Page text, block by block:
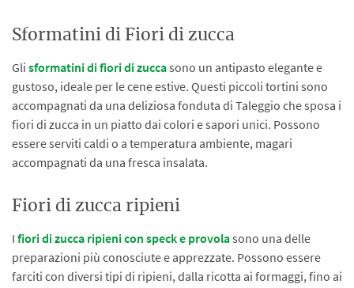
Sformatini di Fiori di zucca
Gli sformatini di fiori di zuccasono un antipasto elegante e
gustoso, ideale per le cene estive. Questi piccoli tortini sono
accompagnati da una deliziosa fonduta di Taleggio che sposa i
fiori di zucca in un piatto dai colori e sapori unici. Possono
essere serviti caldi o a temperatura ambiente, magari
accompagnati da una fresca insalata.
Fiori di zucca ripieni
I fiori di zucca ripieni con speck e provolasono una delle
preparazioni più conosciute e apprezzate. Possono essere
farciti con diversi tipi di ripieni, dalla ricotta ai formaggi, fino ai